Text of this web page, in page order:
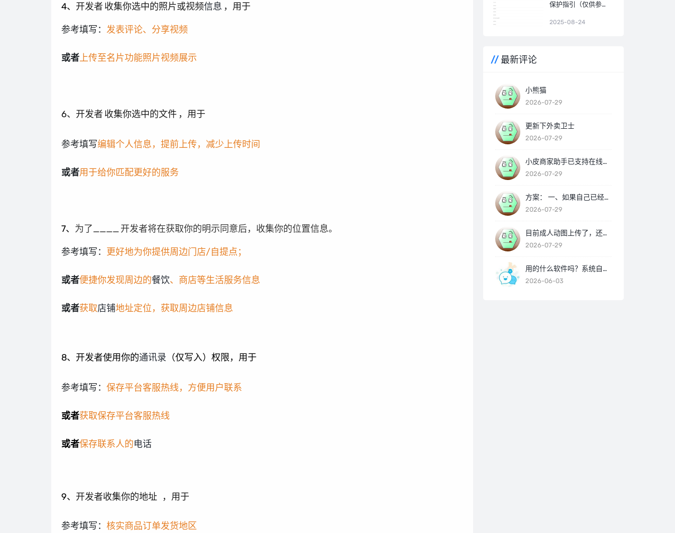
4、 开发者 收集你选中的照片或视频信息 ，用于
参考填写： 发表评论、分享视频
或者上传至名片功能照片视频展示
6、开发者 收集你选中的文件 ，用于
参考填写编辑个人信息，提前上传，减少上传时间
或者用于给你匹配更好的服务
7、 为了____开发者将在获取你的明示同意后，收集你的位置信息。
参考填写： 更好地为你提供周边门店/自提点；
或者便捷你发现周边的餐饮、商店等生活服务信息
或者获取店铺地址定位，获取周边店铺信息
8、开发者使用你的通讯录 （仅写入）权限，用于
参考填写： 保存平台客服热线，方便用户联系
或者获取保存平台客服热线
或者保存联系人的电话
9、 开发者收集你的地址 ，用于
参考填写： 核实商品订单发货地区
保护指引（仅供参
2025-08-24
最新评论
小熊猫
2026-07-29
更新下外卖卫士
2026-07-29
小皮商家助手已支持在线更新
2026-07-29
方案： 一、如果自己已经制作好动图，直接用小熊猫也可以上传。 https://www.yuque.com/waimaishe/waimai/xhhivmhaxqdywogy 二、如果没有图，就要用模版制作，那就用纸飞机或者动图助手都是可以的 https://www.yuque.com/waimaishe/waimai/hggx89nfrmtser4k https://www.yuque.com/waimaishe/waimai/pdur3pr1t8m7og4t
2026-07-29
目前成人动图上传了，还是要审核的，没啥用 审核平台又给你变回了静态
2026-07-29
用的什么软件吗？系统自带分身一般不会出现！ 正常解封就可以了
2026-06-03